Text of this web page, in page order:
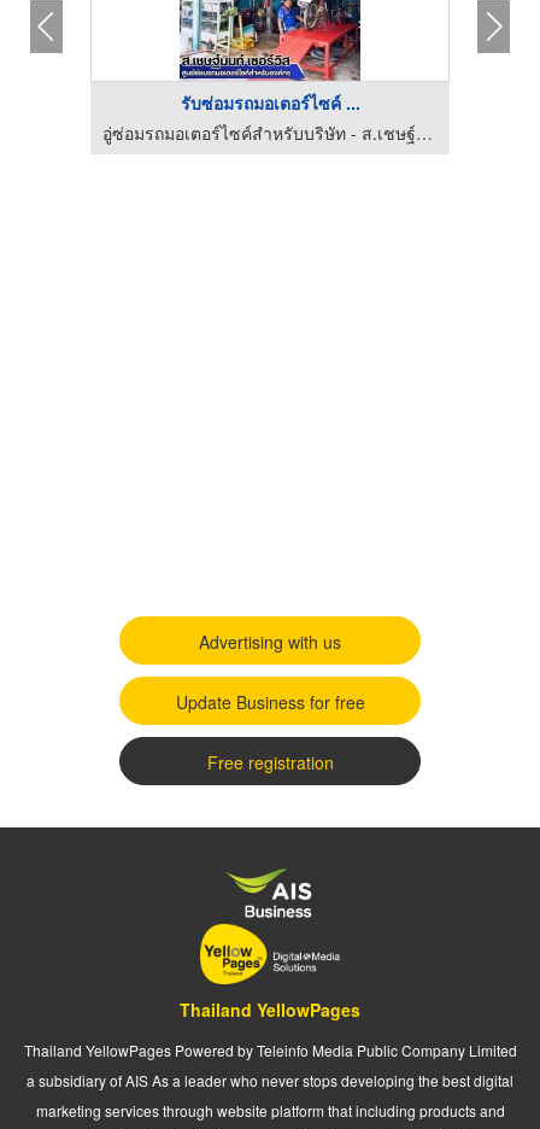
รับซ่อมรถมอเตอร์ไซค์ ...
อู่ซ่อมรถมอเตอร์ไซค์สำหรับบริษัท - ส.เชษฐ์นนท์ เซอร์วิส
Advertising with us
Update Business for free
Free registration
Thailand YellowPages
Thailand YellowPages Powered by Teleinfo Media Public Company Limited
a subsidiary of AIS As a leader who never stops developing the best digital
marketing services through website platform that including products and